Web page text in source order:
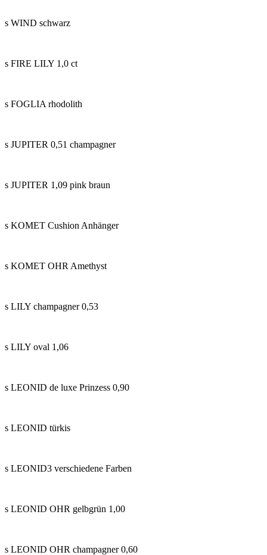
s WIND schwarz
s FIRE LILY 1,0 ct
s FOGLIA rhodolith
s JUPITER 0,51 champagner
s JUPITER 1,09 pink braun
s KOMET Cushion Anhänger
s KOMET OHR Amethyst
s LILY champagner 0,53
s LILY oval 1,06
s LEONID de luxe Prinzess 0,90
s LEONID türkis
s LEONID3 verschiedene Farben
s LEONID OHR gelbgrün 1,00
s LEONID OHR champagner 0,60